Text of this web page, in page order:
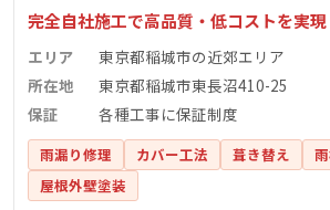
完全自社施工で高品質・低コストを実現
エリア
東京都稲城市の近郊エリア
所在地
東京都稲城市東長沼410-25
保証
各種工事に保証制度
雨漏り修理 カバー工法 葺き替え
屋根外壁塗装